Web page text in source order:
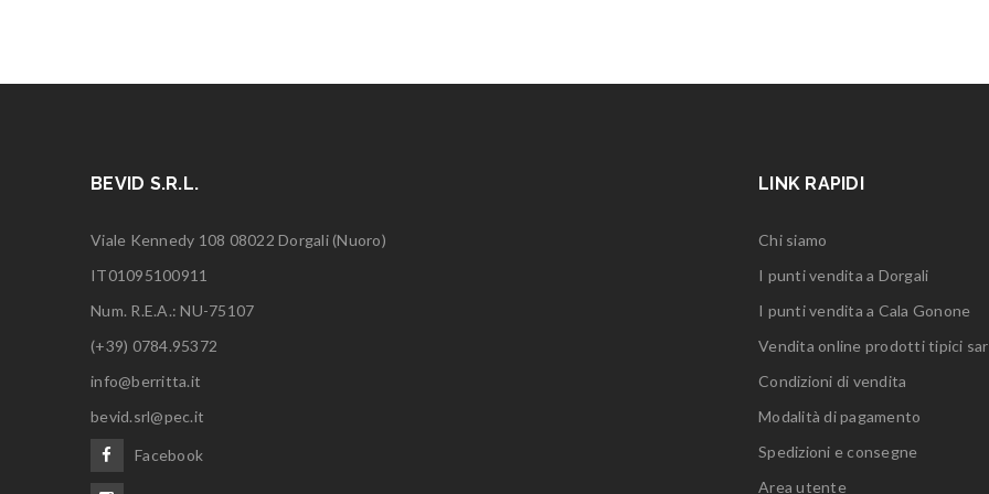
BEVID S.R.L.
Viale Kennedy 108 08022 Dorgali (Nuoro)
IT01095100911
Num. R.E.A.: NU-75107
(+39) 0784.95372
info@berritta.it
bevid.srl@pec.it
Facebook
LINK RAPIDI
Chi siamo
I punti vendita a Dorgali
I punti vendita a Cala Gonone
Vendita online prodotti tipici
Condizioni di vendita
Modalità di pagamento
Spedizioni e consegne
Area utente